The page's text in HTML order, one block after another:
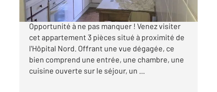
MARSEILLE 15 Pour investissement
Opportunité à ne pas manquer ! Venez visiter
cet appartement 3 pièces situé à proximité de
l'Hôpital Nord. Offrant une vue dégagée, ce
bien comprend une entrée, une chambre, une
cuisine ouverte sur le séjour, un ...